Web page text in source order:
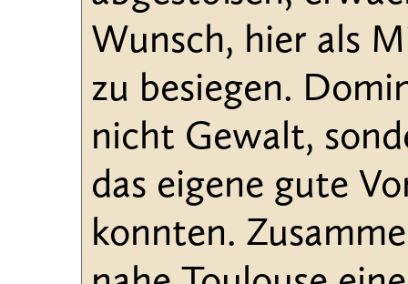
Wunsch, hier als
zu besiegen.
nicht Gewalt,
das eigene gute
konnten.